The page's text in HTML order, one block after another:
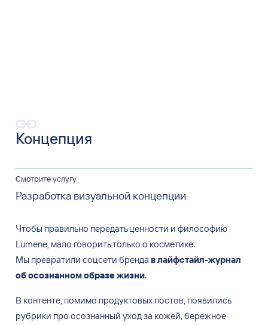
Концепция
Смотрите услугу
Разработка визуальной концепции
Чтобы правильно передать ценности и философию
Lumene, мало говорить только о косметике.
Мы превратили соцсети бренда влайфстайл-журнал
обосознанном образе жизни.
В контенте, помимо продуктовых постов, появились
рубрики про осознанный уход за кожей, бережное